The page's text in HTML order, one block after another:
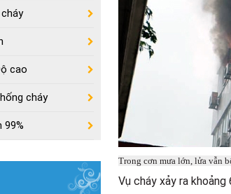
Trong cơn mưa lớn, lửa vẫn
Vụ cháy xảy ra
cao
cháy
99%